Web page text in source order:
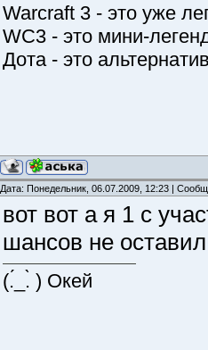
Warcraft 3 - это уже
WC3 - это мини-
Дота - это
Дата: Понедельник, 06.07.2009, 12:23 |
вот вот а я 1 с
шансов не
(.́_.̀ ) Окей